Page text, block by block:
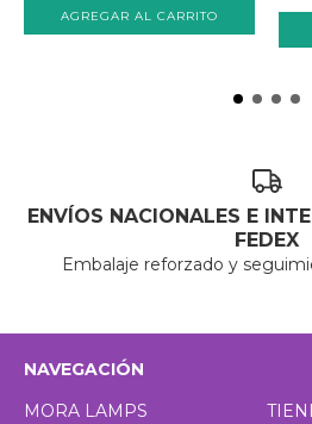
AGREGAR AL CARRITO
ENVÍOS NACIONALES E
FEDEX
Embalaje reforzado y
NAVEGACIÓN
MORA LAMPS